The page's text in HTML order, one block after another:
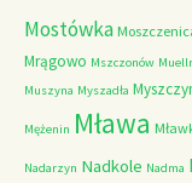
Mostówka
Mrągowo Mszczonów
Muszyna Myszadła
Mężenin Mława
Nadarzyn Nadkole Nadma